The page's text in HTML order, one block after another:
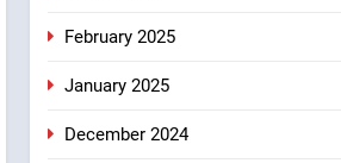
February 2025
January 2025
December 2024